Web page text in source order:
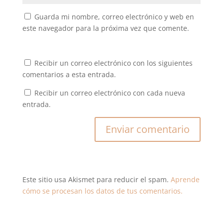
Guarda mi nombre, correo electrónico y web en
este navegador para la próxima vez que comente.
Recibir un correo electrónico con los siguientes
comentarios a esta entrada.
Recibir un correo electrónico con cada nueva
entrada.
Este sitio usa Akismet para reducir el spam. Aprende
cómo se procesan los datos de tus comentarios.